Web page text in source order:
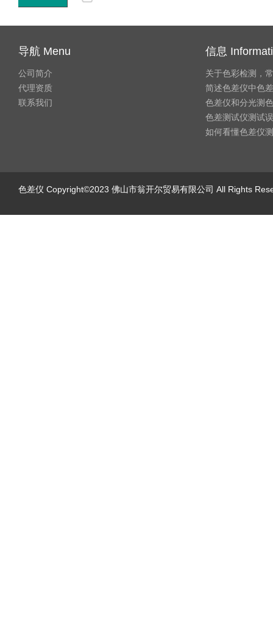
导航 Menu
公司简介
代理资质
联系我们
信息
关于色彩检测，
简述色差仪中色
色差仪和分光测
色差测试仪测试
如何看懂色差仪
色差仪 Copyright©2023 佛山市翁开尔贸易有限公司 All Rights